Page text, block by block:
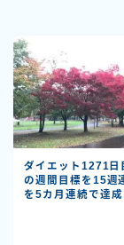
ダイエット1271日
の週間目標を15週
を5カ月連続で達成